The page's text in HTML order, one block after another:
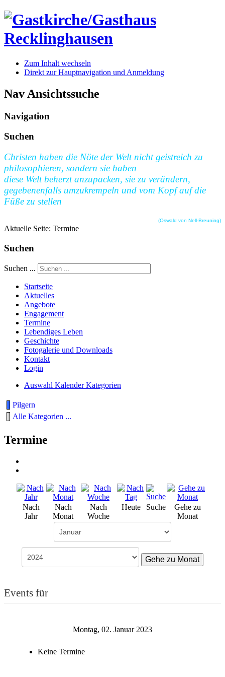
Zum Inhalt wechseln
Direkt zur Hauptnavigation und Anmeldung
Nav Ansichtssuche
Navigation
Suchen
Christen haben die Nöte der Welt nicht geistreich zu
philosophieren, sondern sie haben
diese Welt beherzt anzupacken, sie zu verändern,
gegebenenfalls umzukrempeln und vom Kopf auf die
Füße zu stellen
(Oswald von Nell-Breuning)
Aktuelle Seite: Termine
Suchen
Suchen ...
Startseite
Aktuelles
Angebote
Engagement
Termine
Lebendiges Leben
Geschichte
Fotogalerie und Downloads
Kontakt
Login
Auswahl Kalender Kategorien
Pilgern
Alle Kategorien ...
Termine
Nach
Jahr
Nach
Monat
Nach
Woche
Heute Suche
Gehe zu
Monat
Gehe zu Monat
Events für
Montag, 02. Januar 2023
Keine Termine